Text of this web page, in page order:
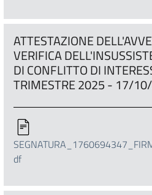
ATTESTAZIONE
VERIFICA
DI CONFLITTO DI
TRIMESTRE 2025 - 17/
df